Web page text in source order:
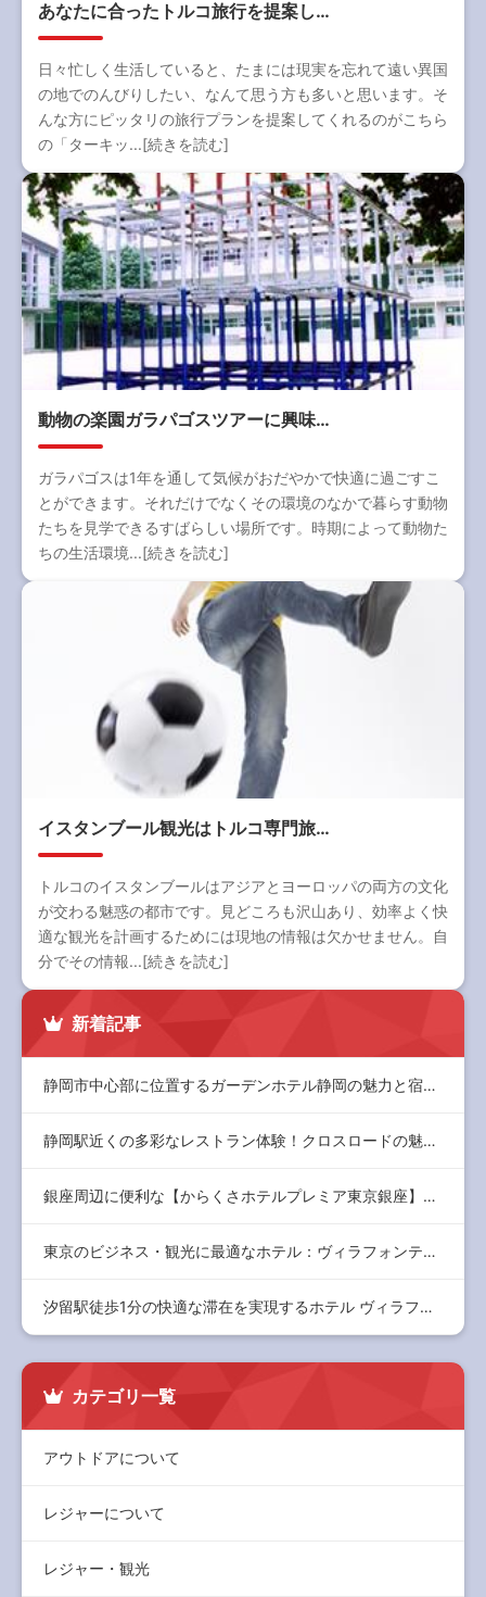
あなたに合ったトルコ旅行を提案し…
日々忙しく生活していると、たまには現実を忘れて遠い異国
の地でのんびりしたい、なんて思う方も多いと思います。そ
んな方にピッタリの旅行プランを提案してくれるのがこちら
の「ターキッ...[続きを読む]
動物の楽園ガラパゴスツアーに興味…
ガラパゴスは1年を通して気候がおだやかで快適に過ごすこ
とができます。それだけでなくその環境のなかで暮らす動物
たちを見学できるすばらしい場所です。時期によって動物た
ちの生活環境...[続きを読む]
イスタンブール観光はトルコ専門旅…
トルコのイスタンブールはアジアとヨーロッパの両方の文化
が交わる魅惑の都市です。見どころも沢山あり、効率よく快
適な観光を計画するためには現地の情報は欠かせません。自
分でその情報...[続きを読む]
新着記事
静岡市中心部に位置するガーデンホテル静岡の魅力と宿泊体験
静岡駅近くの多彩なレストラン体験！クロスロードの魅力と店舗情…
銀座周辺に便利な【からくさホテルプレミア東京銀座】：快適な滞…
東京のビジネス・観光に最適なホテル：ヴィラフォンテーヌ大手町…
汐留駅徒歩1分の快適な滞在を実現するホテル ヴィラフォンテー…
カテゴリ一覧
アウトドアについて
レジャーについて
レジャー・観光